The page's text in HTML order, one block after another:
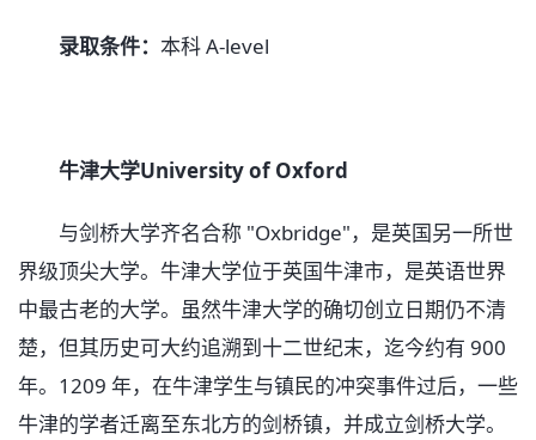
录取条件： 本科 A-level
牛津大学University of Oxford
与剑桥大学齐名合称 "Oxbridge"，是英国另一所世
界级顶尖大学。牛津大学位于英国牛津市，是英语世界
中最古老的大学。虽然牛津大学的确切创立日期仍不清
楚，但其历史可大约追溯到十二世纪末，迄今约有 900
年。1209 年，在牛津学生与镇民的冲突事件过后，一些
牛津的学者迁离至东北方的剑桥镇，并成立剑桥大学。